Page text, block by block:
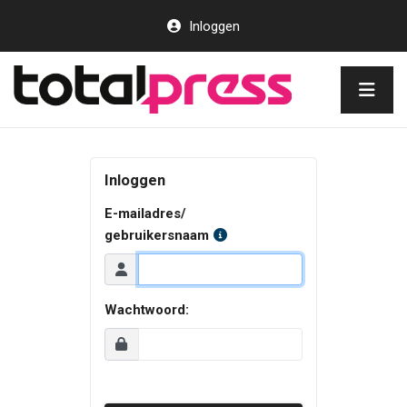
Inloggen
Inloggen
E-mailadres/
gebruikersnaam
Wachtwoord: